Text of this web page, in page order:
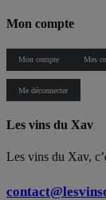
Mon compte
Mon compte Mes
Me déconnecter
Les vins du Xav
Les vins du Xav,